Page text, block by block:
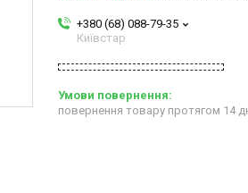
+380 (68) 088-79-35
Київстар
повернення товару протягом 14